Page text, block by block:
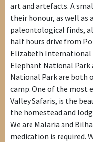
art and artefacts. A
their honour, as well as
paleontological finds,
half hours drive from
Elizabeth International
Elephant National Park
National Park are both
camp. One of the most
Valley Safaris, is the
the homestead and
We are Malaria and
medication is required.